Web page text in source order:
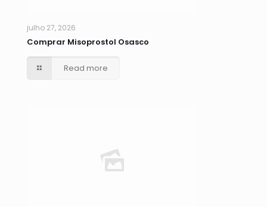
julho 27, 2026
Comprar Misoprostol Osasco
Read more